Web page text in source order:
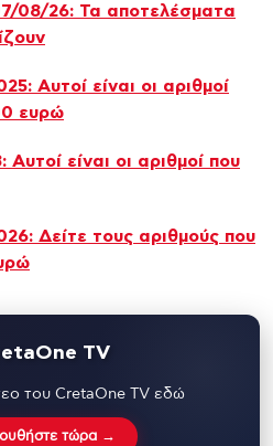
08/26: Τα αποτελέσματα
Αυτοί είναι οι αριθμοί
ευρώ
είναι οι αριθμοί που
Δείτε τους αριθμούς που
TV
του CretaOne TV εδώ
τώρα →